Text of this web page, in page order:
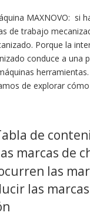
MAXNOVO: si
de trabajo
Porque la
conduce a una
de explorar
marcas de
las
las